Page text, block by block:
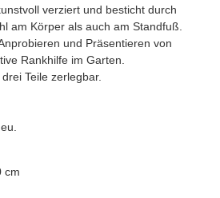
verziert und besticht durch
am Körper als auch am Standfuß.
und Präsentieren von
Rankhilfe im Garten.
Teile zerlegbar.
cm